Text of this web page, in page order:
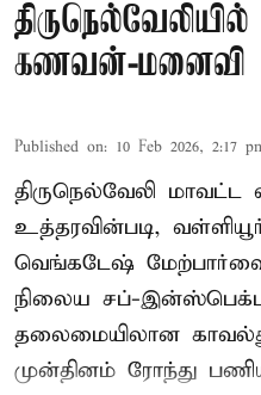
கணவன்-மனைவி
Published on: 10 Feb 2026, 2:17
திருநெல்வேலி
உத்தரவின்படி,
வெங்கடேஷ்
நிலைய சப்-
தலைமையிலான
முன்தினம் ரோந்து